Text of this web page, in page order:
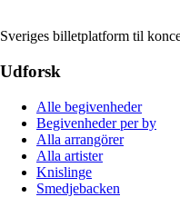
Sveriges billetplatform til
Udforsk
Alle begivenheder
Begivenheder per by
Alla arrangörer
Alla artister
Knislinge
Smedjebacken